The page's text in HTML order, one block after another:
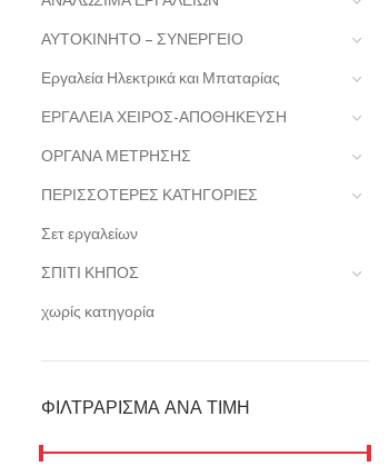
ΑΥΤΟΚΙΝΗΤΟ – ΣΥΝΕΡΓΕΙΟ
Εργαλεία Ηλεκτρικά και Μπαταρίας
ΕΡΓΑΛΕΙΑ ΧΕΙΡΟΣ-ΑΠΟΘΗΚΕΥΣΗ
ΟΡΓΑΝΑ ΜΕΤΡΗΣΗΣ
ΠΕΡΙΣΣΟΤΕΡΕΣ ΚΑΤΗΓΟΡΙΕΣ
Σετ εργαλείων
ΣΠΙΤΙ ΚΗΠΟΣ
χωρίς κατηγορία
ΦΙΛΤΡΆΡΙΣΜΑ ΑΝΆ ΤΙΜΉ